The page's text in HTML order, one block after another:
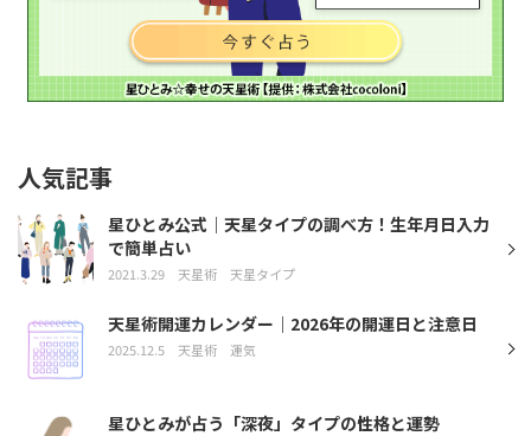
人気記事
星ひとみ公式｜天星タイプの調べ方！生年月日入力
で簡単占い
2021.3.29 天星術 天星タイプ
天星術開運カレンダー｜2026年の開運日と注意日
2025.12.5 天星術 運気
星ひとみが占う「深夜」タイプの性格と運勢